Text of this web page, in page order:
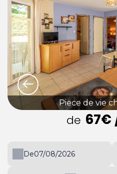
Piece de vie
de 67€
De